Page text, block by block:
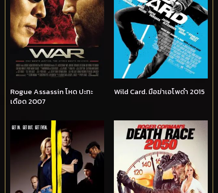
Rogue Assassin โหด ปะทะ
เดือด 2007
Wild Card. มือฆ่าเอโพดำ 2015